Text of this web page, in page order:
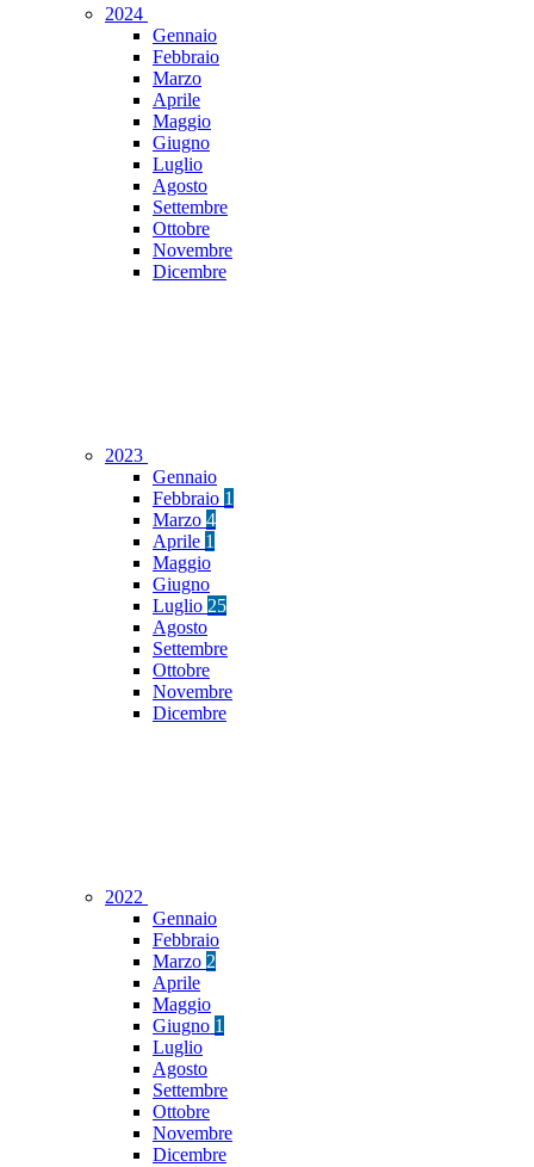
2024
Gennaio
Febbraio
Marzo
Aprile
Maggio
Giugno
Luglio
Agosto
Settembre
Ottobre
Novembre
Dicembre
2023
Gennaio
Febbraio 1
Marzo 4
Aprile 1
Maggio
Giugno
Luglio 25
Agosto
Settembre
Ottobre
Novembre
Dicembre
2022
Gennaio
Febbraio
Marzo 2
Aprile
Maggio
Giugno 1
Luglio
Agosto
Settembre
Ottobre
Novembre
Dicembre